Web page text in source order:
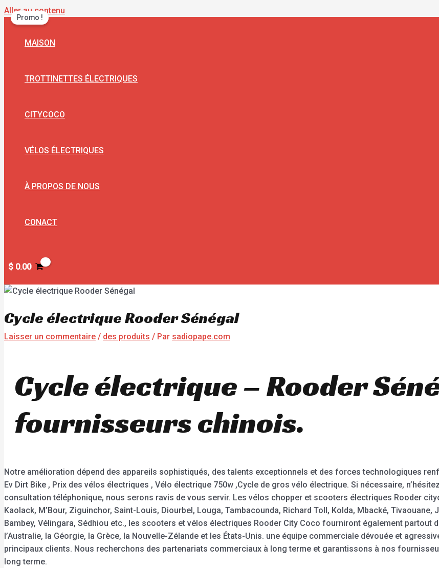
Aller au contenu
MAISON
TROTTINETTES ÉLECTRIQUES
CITYCOCO
VÉLOS ÉLECTRIQUES
À PROPOS DE NOUS
CONACT
$ 0.00
Cycle électrique Rooder Sénégal
Laisser un commentaire / des produits / Par sadiopape.com
Cycle électrique – Rooder
fournisseurs chinois.
Notre amélioration dépend des appareils sophistiqués, des talents exceptionnels et des forces technologiques
Ev Dirt Bike , Prix des vélos électriques , Vélo électrique 750w ,Cycle de gros vélo électrique. Si nécessaire,
consultation téléphonique, nous serons ravis de vous servir. Les vélos chopper et scooters électriques Rooder
Kaolack, M’Bour, Ziguinchor, Saint-Louis, Diourbel, Louga, Tambacounda, Richard Toll, Kolda, Mbacké,
Bambey, Vélingara, Sédhiou etc., les scooters et vélos électriques Rooder City Coco fourniront également partout
l’Australie, la Géorgie, la Grèce, la Nouvelle-Zélande et les États-Unis. une équipe commerciale dévouée et
principaux clients. Nous recherchons des partenariats commerciaux à long terme et garantissons à nos
long terme.
Promo !